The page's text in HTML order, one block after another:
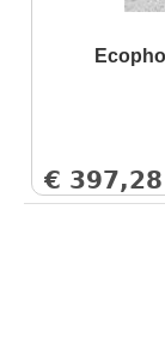
€ 397,28